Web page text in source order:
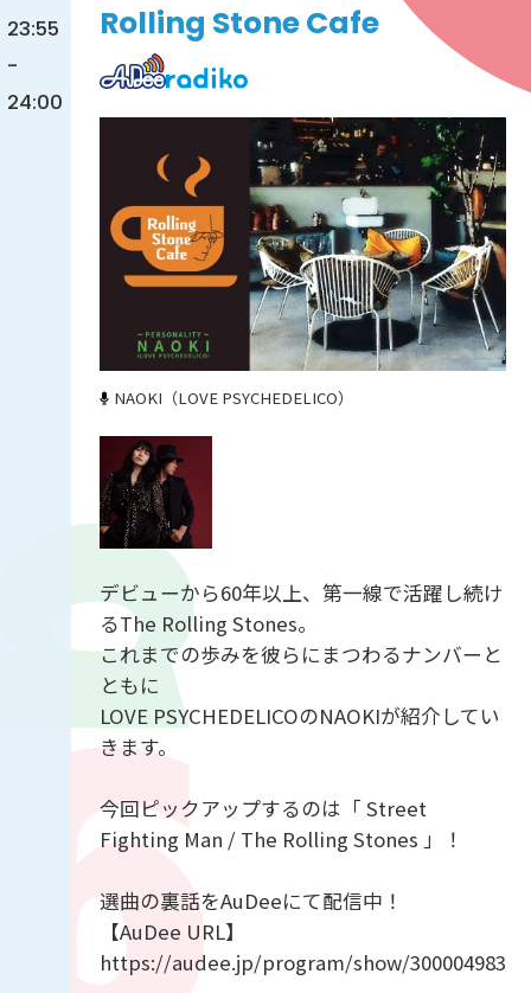
23:55
-
24:00
Rolling Stone Cafe
NAOKI（LOVE PSYCHEDELICO）
デビューから60年以上、第一線で活躍し続け
るThe Rolling Stones。
これまでの歩みを彼らにまつわるナンバーと
ともに
LOVE PSYCHEDELICOのNAOKIが紹介してい
きます。
今回ピックアップするのは「 Street
Fighting Man / The Rolling Stones 」！
選曲の裏話をAuDeeにて配信中！
【AuDee URL】
https://audee.jp/program/show/300004983